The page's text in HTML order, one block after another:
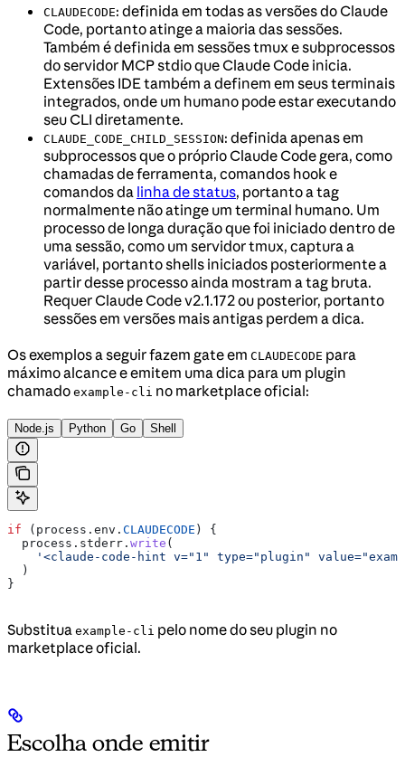
CLAUDECODE: definida em todas as versões do Claude
Code, portanto atinge a maioria das sessões.
Também é definida em sessões tmux e subprocessos
do servidor MCP stdio que Claude Code inicia.
Extensões IDE também a definem em seus terminais
integrados, onde um humano pode estar executando
seu CLI diretamente.
CLAUDE_CODE_CHILD_SESSION: definida apenas em
subprocessos que o próprio Claude Code gera, como
chamadas de ferramenta, comandos hook e
comandos da linha de status, portanto a tag
normalmente não atinge um terminal humano. Um
processo de longa duração que foi iniciado dentro de
uma sessão, como um servidor tmux, captura a
variável, portanto shells iniciados posteriormente a
partir desse processo ainda mostram a tag bruta.
Requer Claude Code v2.1.172 ou posterior, portanto
sessões em versões mais antigas perdem a dica.
Os exemplos a seguir fazem gate em CLAUDECODE para
máximo alcance e emitem uma dica para um plugin
chamado example-cli no marketplace oficial:
Node.js Python Go Shell
if ( process . env . CLAUDECODE ) {
  process
. stderr . write (
'<claude-code-hint v="1" type="plugin"
  )
}
Substitua example-cli pelo nome do seu plugin no
marketplace oficial.
Escolha onde emitir